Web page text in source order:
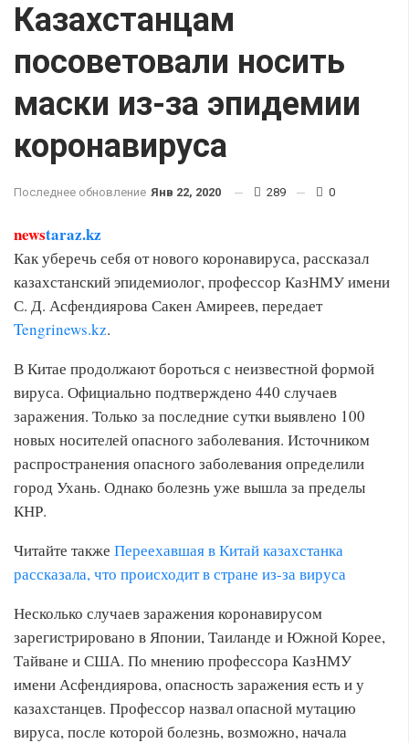
Казахстанцам
посоветовали носить
маски из-за эпидемии
коронавируса
Последнее обновление Янв 22, 2020 289 0
newstaraz.kz
Как уберечь себя от нового коронавируса, рассказал
казахстанский эпидемиолог, профессор КазНМУ имени
С. Д. Асфендиярова Сакен Амиреев, передает
Tengrinews.kz.
В Китае продолжают бороться с неизвестной формой
вируса. Официально подтверждено 440 случаев
заражения. Только за последние сутки выявлено 100
новых носителей опасного заболевания. Источником
распространения опасного заболевания определили
город Ухань. Однако болезнь уже вышла за пределы
КНР.
Читайте также Переехавшая в Китай казахстанка
рассказала, что происходит в стране из-за вируса
Несколько случаев заражения коронавирусом
зарегистрировано в Японии, Таиланде и Южной Корее,
Тайване и США. По мнению профессора КазНМУ
имени Асфендиярова, опасность заражения есть и у
казахстанцев. Профессор назвал опасной мутацию
вируса, после которой болезнь, возможно, начала